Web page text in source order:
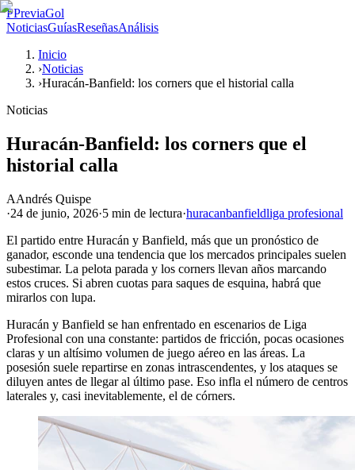
PPreviaGol
NoticiasGuíasReseñasAnálisis
Inicio
›Noticias
›Huracán-Banfield: los corners que el historial calla
Noticias
Huracán-Banfield: los corners que el
historial calla
AAndrés Quispe
·24 de junio, 2026·5 min de lectura·huracanbanfieldliga profesional
El partido entre Huracán y Banfield, más que un pronóstico de
ganador, esconde una tendencia que los mercados principales suelen
subestimar. La pelota parada y los corners llevan años marcando
estos cruces. Si abren cuotas para saques de esquina, habrá que
mirarlos con lupa.
Huracán y Banfield se han enfrentado en escenarios de Liga
Profesional con una constante: partidos de fricción, pocas ocasiones
claras y un altísimo volumen de juego aéreo en las áreas. La
posesión suele repartirse en zonas intrascendentes, y los ataques se
diluyen antes de llegar al último pase. Eso infla el número de centros
laterales y, casi inevitablemente, el de córners.